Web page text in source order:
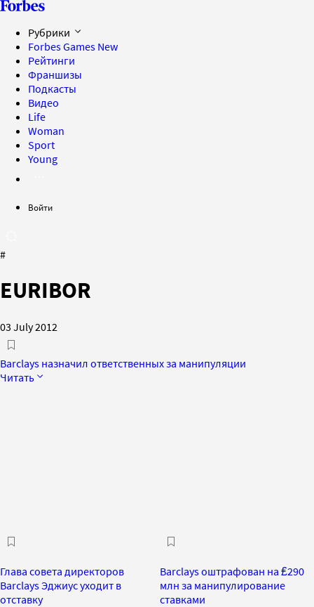
Рубрики
Forbes Games New
Рейтинги
Франшизы
Подкасты
Видео
Life
Woman
Sport
Young
Войти
#
EURIBOR
03 July 2012
Barclays назначил ответственных за манипуляции
Читать
Глава совета директоров
Barclays Эджиус уходит в
отставку
Barclays оштрафован на ₤290
млн за манипулирование
ставками